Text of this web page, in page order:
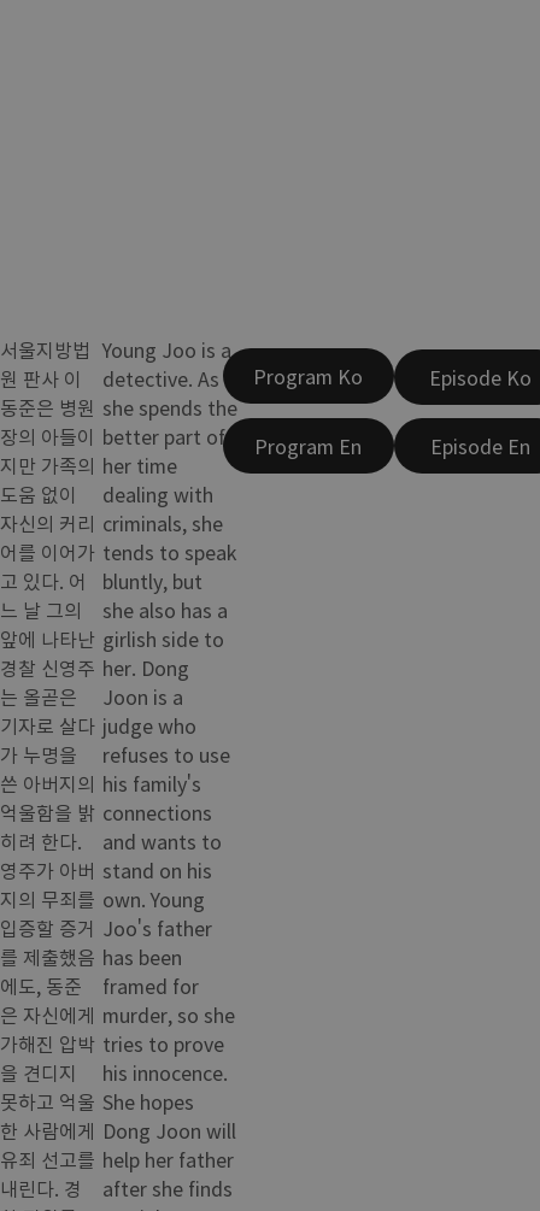
서울지방법
원 판사 이
동준은 병원
장의 아들이
지만 가족의
도움 없이
자신의 커리
어를 이어가
고 있다. 어
느 날 그의
앞에 나타난
경찰 신영주
는 올곧은
기자로 살다
가 누명을
쓴 아버지의
억울함을 밝
히려 한다.
영주가 아버
지의 무죄를
입증할 증거
를 제출했음
에도, 동준
은 자신에게
가해진 압박
을 견디지
못하고 억울
한 사람에게
유죄 선고를
내린다. 경
Young Joo is a
detective. As
she spends the
better part of
her time
dealing with
criminals, she
tends to speak
bluntly, but
she also has a
girlish side to
her. Dong
Joon is a
judge who
refuses to use
his family's
connections
and wants to
stand on his
own. Young
Joo's father
has been
framed for
murder, so she
tries to prove
his innocence.
She hopes
Dong Joon will
help her father
after she finds
Program Ko
Program En
Episode Ko
Episode En